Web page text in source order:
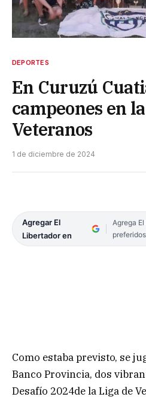
DEPORTES
En Curuzú
campeones en
Veteranos
1 de diciembre de 2024
Agregar El
Libertador en
Agrega
Como estaba previsto, se
Banco Provincia, dos
Desafío 2024de la Liga de